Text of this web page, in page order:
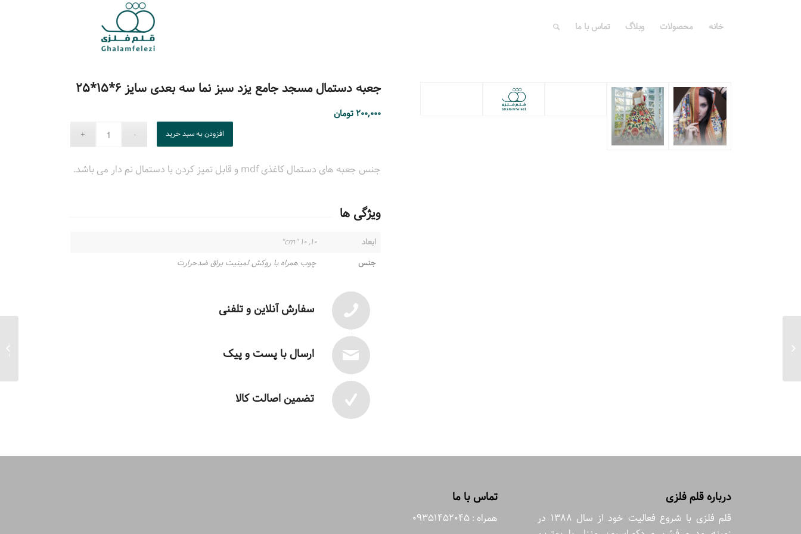
خانه محصولات وبلاگ تماس با ما
جعبه دستمال مسجد جامع یزد سبز نما سه بعدی سایز ۶*۱۵*۲۵
۲۰۰,۰۰۰ تومان
افزودن به سبد خرید
جنس جعبه های دستمال کاغذی mdf و قابل تمیز کردن با دستمال نم دار می باشد.
ویژگی ها
ابعاد
۱۰, ۱۰ "cm"
جنس
چوب همراه با روکش لمینیت براق ضدحرارت
سفارش آنلاین و تلفنی
ارسال با پست و پیک
تضمین اصالت کالا
درباره قلم فلزی
قلم فلزی با شروع فعالیت خود از سال 1388 در
تماس با ما
همراه : 09351452045